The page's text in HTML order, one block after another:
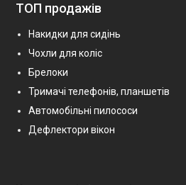
ТОП продажів
Накидки для сидінь
Чохли для коліс
Брелоки
Тримачі телефонів, планшетів
Автомобільні пилососи
Дефлектори вікон